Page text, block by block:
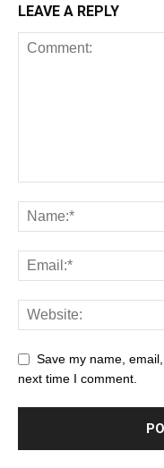
LEAVE A REPLY
Save my name,
next time I comment.